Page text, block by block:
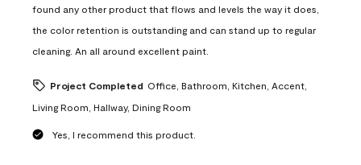
found any other product that flows and levels the way it does,
the color retention is outstanding and can stand up to regular
cleaning. An all around excellent paint.
Project Completed Office, Bathroom, Kitchen, Accent,
Living Room, Hallway, Dining Room
Yes, I recommend this product.